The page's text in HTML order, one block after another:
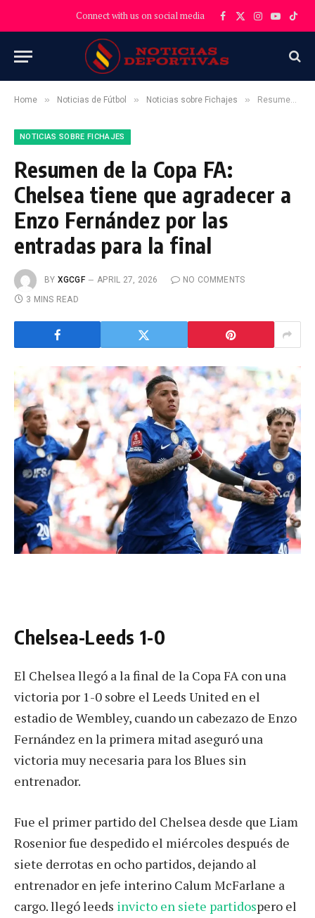
Connect with us on social media Facebook
X
Instagram
YouTube
Home » Noticias de Fútbol » Noticias sobre Fichajes » Resumen de la Copa FA: Chelsea tiene que agradecer a Enzo Fernández por las entradas para la final
NOTICIAS SOBRE FICHAJES
Resumen de la Copa FA:
Chelsea tiene que agradecer a
Enzo Fernández por las
entradas para la final
BY XGCGF APRIL 27, 2026
NO COMMENTS
3 MINS READ
Chelsea-Leeds 1-0
El Chelsea llegó a la final de la Copa FA con una
victoria por 1-0 sobre el Leeds United en el
estadio de Wembley, cuando un cabezazo de Enzo
Fernández en la primera mitad aseguró una
victoria muy necesaria para los Blues sin
entrenador.
Fue el primer partido del Chelsea desde que Liam
Rosenior fue despedido el miércoles después de
siete derrotas en ocho partidos, dejando al
entrenador en jefe interino Calum McFarlane a
cargo. llegó leeds invicto en siete partidospero el